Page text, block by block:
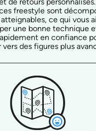
freestyle sont
ce qui vous
une bonne technique
en confiance
vers des figures plus